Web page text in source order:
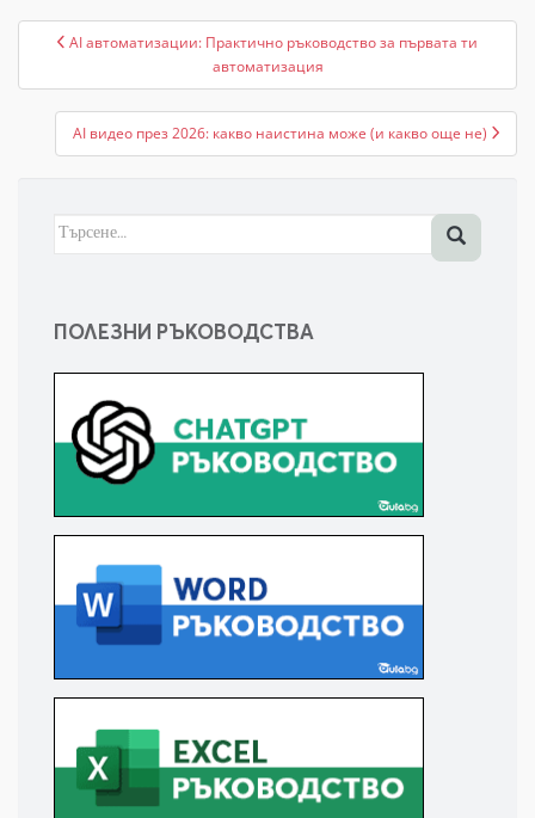
Навигация
AI автоматизации: Практично ръководство за първата ти
автоматизация
AI видео през 2026: какво наистина може (и какво още не)
Търсене
ПОЛЕЗНИ РЪКОВОДСТВА